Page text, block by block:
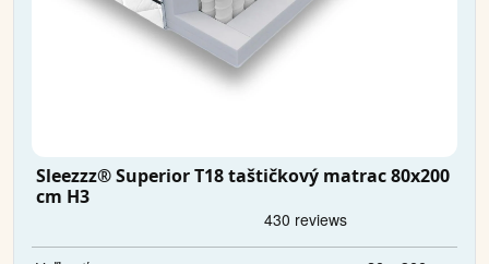
Sleezzz® Superior T18 taštičkový matrac 80x200
cm H3